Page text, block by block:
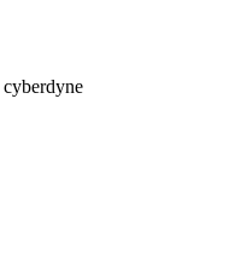
cyberdyne